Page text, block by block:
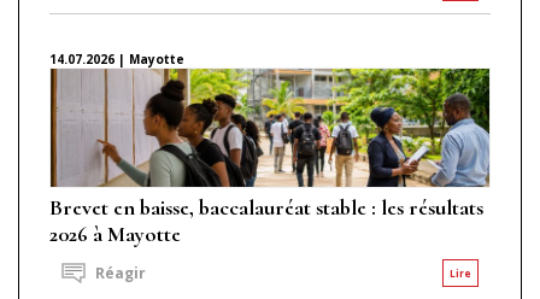
14.07.2026 | Mayotte
Brevet en baisse, baccalauréat stable : les résultats
2026 à Mayotte
Lire
Réagir